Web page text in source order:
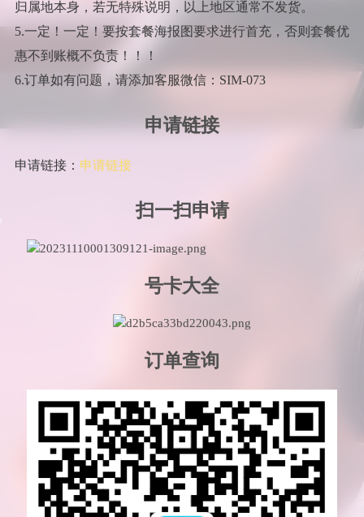
归属地本身，若无特殊说明，以上地区通常不发货。
5.一定！一定！要按套餐海报图要求进行首充，否则套餐优
惠不到账概不负责！！！
6.订单如有问题，请添加客服微信：SIM-073
申请链接
申请链接： 申请链接
扫一扫申请
号卡大全
订单查询